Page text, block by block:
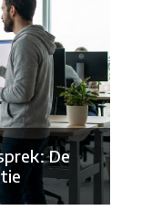
De